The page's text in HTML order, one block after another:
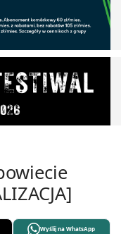
Wyślij na WhatsApp